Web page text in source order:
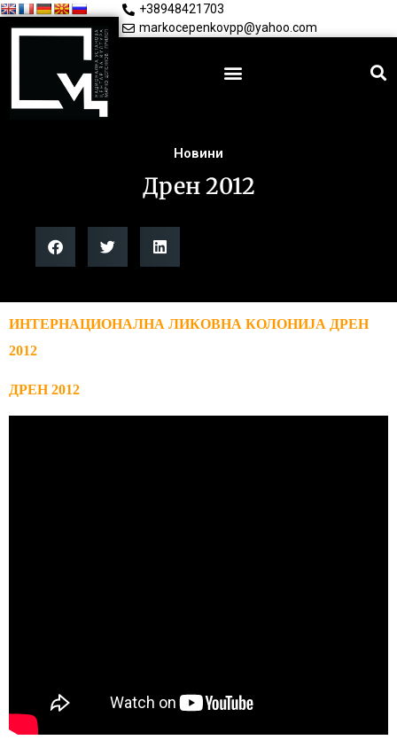
+38948421703
markocepenkovpp@yahoo.com
Новини
Дрен 2012
ИНТЕРНАЦИОНАЛНА ЛИКОВНА КОЛОНИЈА ДРЕН
2012
ДРЕН 2012